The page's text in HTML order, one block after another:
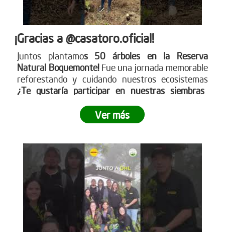
¡Gracias a @casatoro.oficial!
Juntos plantamos 50 árboles en la Reserva
Natural Boquemonte!Fue una jornada memorable
reforestando y cuidando nuestros ecosistemas
¿Te gustaría participar en nuestras siembras
¡Unámonos por un futuro más verde!
Ver más